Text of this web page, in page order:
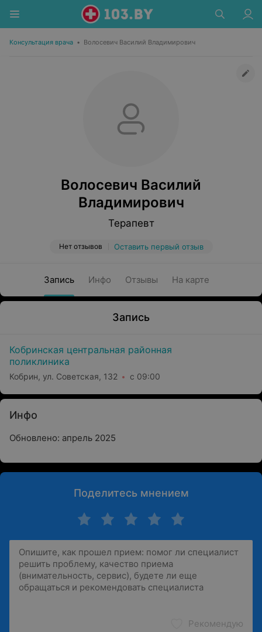
Консультация врача • Волосевич Василий Владимирович
Волосевич Василий
Владимирович
Терапевт
Нет отзывов Оставить первый отзыв
Запись Инфо Отзывы На карте
Запись
Кобринская центральная районная
поликлиника
Кобрин, ул. Советская, 132 с 09:00
Инфо
Обновлено: апрель 2025
Поделитесь мнением
Рекомендую